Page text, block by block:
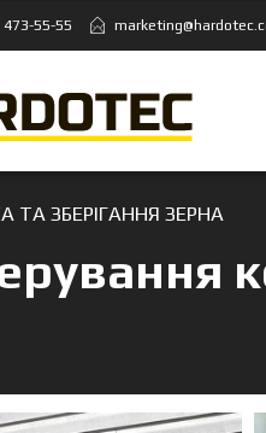
473-55-55
ТА ЗБЕРІГАННЯ ЗЕРНА